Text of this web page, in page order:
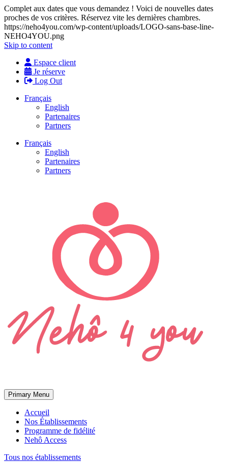
Complet aux dates que vous demandez ! Voici de nouvelles dates
proches de vos critères. Réservez vite les dernières chambres.
https://neho4you.com/wp-content/uploads/LOGO-sans-base-line-
NEHO4YOU.png
Skip to content
Espace client
Je réserve
Log Out
Français
English
Partenaires
Partners
Français
English
Partenaires
Partners
Primary Menu
Accueil
Nos Établissements
Programme de fidélité
Nehô Access
Tous nos établissements